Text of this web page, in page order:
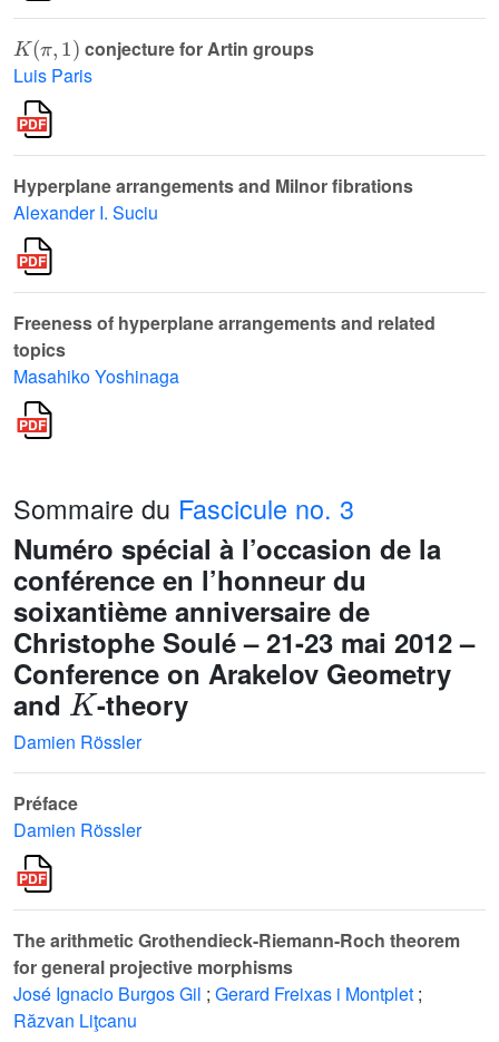
π )
conjecture for Artin groups
Luis Paris
Hyperplane arrangements and Milnor fibrations
Alexander I. Suciu
Freeness of hyperplane arrangements and related
topics
Masahiko Yoshinaga
Sommaire du Fascicule no. 3
Numéro spécial à l’occasion de la
conférence en l’honneur du
soixantième anniversaire de
Christophe Soulé – 21-23 mai 2012 –
Conference on Arakelov Geometry
and
K
-theory
Damien Rössler
Préface
Damien Rössler
The arithmetic Grothendieck-Riemann-Roch theorem
for general projective morphisms
José Ignacio Burgos Gil ; Gerard Freixas i Montplet ;
Răzvan Liţcanu